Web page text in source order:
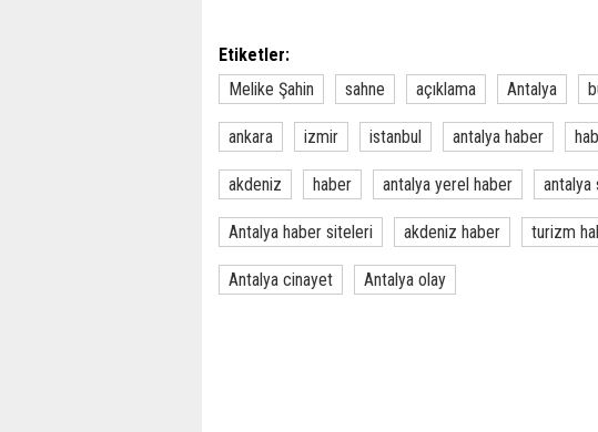
Etiketler:
Melike Şahin
sahne açıklama Antalya
ankara izmir istanbul antalya haber
akdeniz haber antalya yerel haber antalya
Antalya haber siteleri akdeniz haber turizm
Antalya cinayet Antalya olay